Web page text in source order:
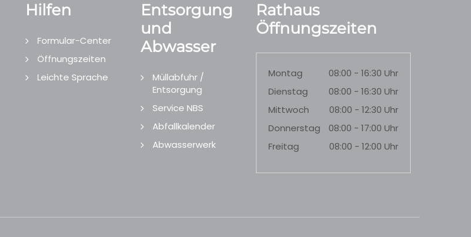
Hilfen
Formular-Center
Öffnungszeiten
Leichte Sprache
Entsorgung
und
Abwasser
Müllabfuhr /
Entsorgung
Service NBS
Abfallkalender
Abwasserwerk
Rathaus
Öffnungszeiten
Montag
08:00 - 16:30 Uhr
Dienstag
08:00 - 16:30 Uhr
Mittwoch
08:00 - 12:30 Uhr
Donnerstag
08:00 - 17:00 Uhr
Freitag
08:00 - 12:00 Uhr